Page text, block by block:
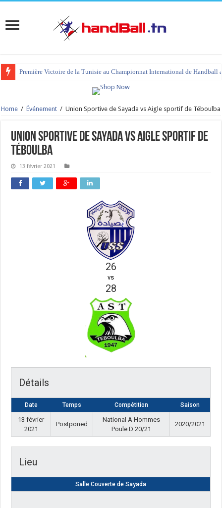
Première Victoire de la Tunisie au Championnat International de Handball
Home / Événement / Union Sportive de Sayada vs Aigle sportif de Téboulba
Union Sportive de Sayada vs Aigle sportif de
Téboulba
13 février 2021
26
vs
28
Détails
Date Temps Compétition Saison
13 février
2021
Postponed
National A Hommes
Poule D 20/21
2020/2021
Lieu
Salle Couverte de Sayada